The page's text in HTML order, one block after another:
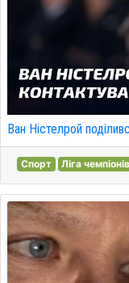
Ван Ністелрой
Спорт Ліга